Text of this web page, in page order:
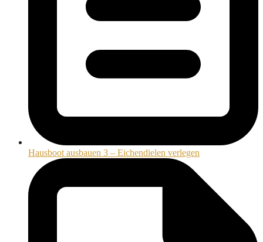
Hausboot ausbauen 3 – Eichendielen verlegen